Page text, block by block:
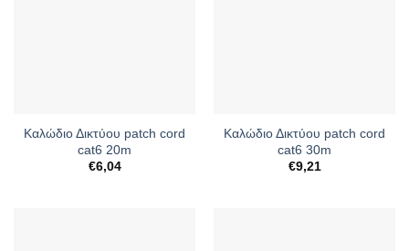
Καλώδιο Δικτύου patch cord
cat6 20m
€6,04
Καλώδιο Δικτύου patch cord
cat6 30m
€9,21